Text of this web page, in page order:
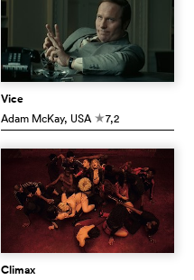
Vice
Adam McKay, USA c7,2
Climax